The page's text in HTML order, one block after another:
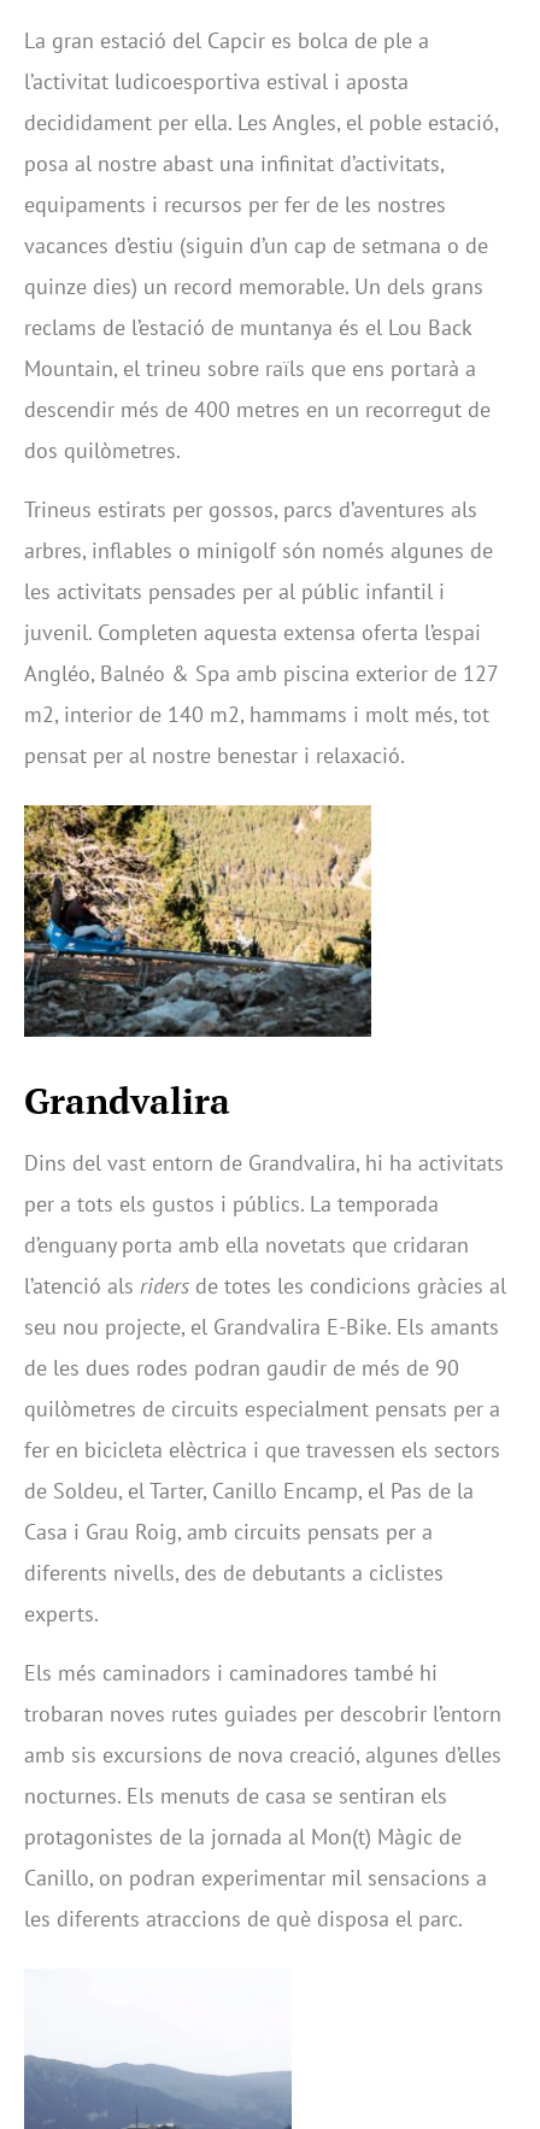
La gran estació del Capcir es bolca de ple a
l’activitat ludicoesportiva estival i aposta
decididament per ella. Les Angles, el poble estació,
posa al nostre abast una infinitat d’activitats,
equipaments i recursos per fer de les nostres
vacances d’estiu (siguin d’un cap de setmana o de
quinze dies) un record memorable. Un dels grans
reclams de l’estació de muntanya és el Lou Back
Mountain, el trineu sobre raïls que ens portarà a
descendir més de 400 metres en un recorregut de
dos quilòmetres.
Trineus estirats per gossos, parcs d’aventures als
arbres, inflables o minigolf són només algunes de
les activitats pensades per al públic infantil i
juvenil. Completen aquesta extensa oferta l’espai
Angléo, Balnéo & Spa amb piscina exterior de 127
m2, interior de 140 m2, hammams i molt més, tot
pensat per al nostre benestar i relaxació.
Grandvalira
Dins del vast entorn de Grandvalira, hi ha activitats
per a tots els gustos i públics. La temporada
d’enguany porta amb ella novetats que cridaran
l’atenció als riders de totes les condicions gràcies al
seu nou projecte, el Grandvalira E-Bike. Els amants
de les dues rodes podran gaudir de més de 90
quilòmetres de circuits especialment pensats per a
fer en bicicleta elèctrica i que travessen els sectors
de Soldeu, el Tarter, Canillo Encamp, el Pas de la
Casa i Grau Roig, amb circuits pensats per a
diferents nivells, des de debutants a ciclistes
experts.
Els més caminadors i caminadores també hi
trobaran noves rutes guiades per descobrir l’entorn
amb sis excursions de nova creació, algunes d’elles
nocturnes. Els menuts de casa se sentiran els
protagonistes de la jornada al Mon(t) Màgic de
Canillo, on podran experimentar mil sensacions a
les diferents atraccions de què disposa el parc.